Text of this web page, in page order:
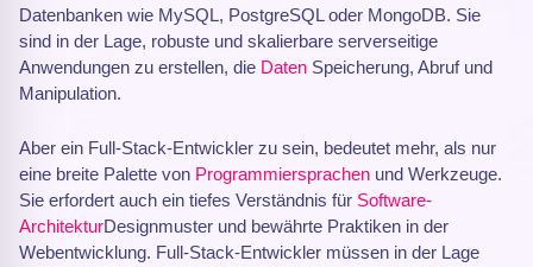
Datenbanken wie MySQL, PostgreSQL oder MongoDB. Sie
sind in der Lage, robuste und skalierbare serverseitige
Anwendungen zu erstellen, die Daten Speicherung, Abruf und
Manipulation.
Aber ein Full-Stack-Entwickler zu sein, bedeutet mehr, als nur
eine breite Palette von Programmiersprachen und Werkzeuge.
Sie erfordert auch ein tiefes Verständnis für Software-
ArchitekturDesignmuster und bewährte Praktiken in der
Webentwicklung. Full-Stack-Entwickler müssen in der Lage